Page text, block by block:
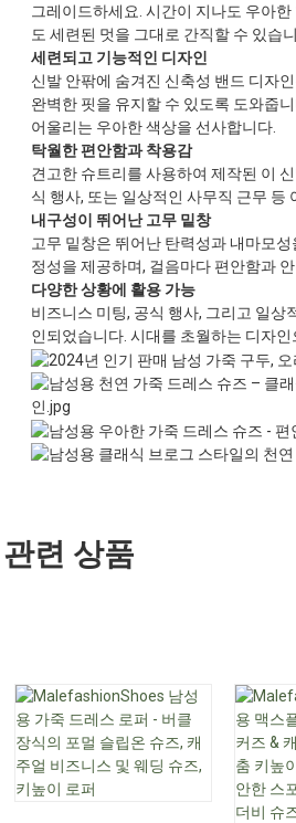
그레이드하세요. 시간이 지나도 우아
도 세련된 멋을 그대로 간직할 수 있습
세련되고 기능적인 디자인
신발 안팎에 숨겨진 신축성 밴드 디자
완벽한 핏을 유지할 수 있도록 도와줍
어울리는 우아한 색상을 선사합니다.
탁월한 편안함과 착용감
견고한 슈트리를 사용하여 제작된 이
식 행사, 또는 일상적인 사무직 근무 등
내구성이 뛰어난 고무 밑창
고무 밑창은 뛰어난 탄력성과 내마모
정성을 제공하며, 걸음마다 편안함과
다양한 상황에 활용 가능
비즈니스 미팅, 공식 행사, 그리고 일
인되었습니다. 시대를 초월하는 디자
관련 상품